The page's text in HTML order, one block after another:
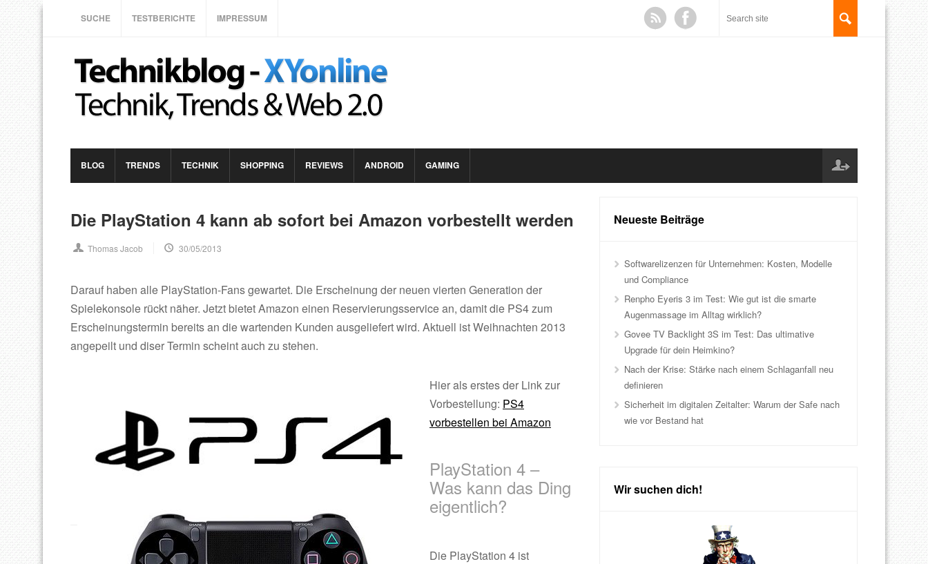
SUCHE TESTBERICHTE IMPRESSUM
BLOG TRENDS TECHNIK SHOPPING REVIEWS ANDROID GAMING
Die PlayStation 4 kann ab sofort bei Amazon vorbestellt werden
Thomas Jacob 30/05/2013
Darauf haben alle PlayStation-Fans gewartet. Die Erscheinung der neuen vierten Generation der
Spielekonsole rückt näher. Jetzt bietet Amazon einen Reservierungsservice an, damit die PS4 zum
Erscheinungstermin bereits an die wartenden Kunden ausgeliefert wird. Aktuell ist Weihnachten 2013
angepeilt und diser Termin scheint auch zu stehen.
Hier als erstes der Link zur
Vorbestellung: PS4
vorbestellen bei Amazon
PlayStation 4 –
Was kann das Ding
eigentlich?
Die PlayStation 4 ist
Neueste Beiträge
Softwarelizenzen für Unternehmen: Kosten, Modelle
und Compliance
Renpho Eyeris 3 im Test: Wie gut ist die smarte
Augenmassage im Alltag wirklich?
Govee TV Backlight 3S im Test: Das ultimative
Upgrade für dein Heimkino?
Nach der Krise: Stärke nach einem Schlaganfall neu
definieren
Sicherheit im digitalen Zeitalter: Warum der Safe nach
wie vor Bestand hat
Wir suchen dich!